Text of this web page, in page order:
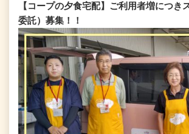
【コープの夕食宅配】ご利用者増につき
委託）募集！！